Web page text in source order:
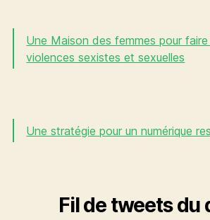
Une Maison des femmes pour
violences sexistes et sexuelles
Une stratégie pour un numérique
Fil de tweets du